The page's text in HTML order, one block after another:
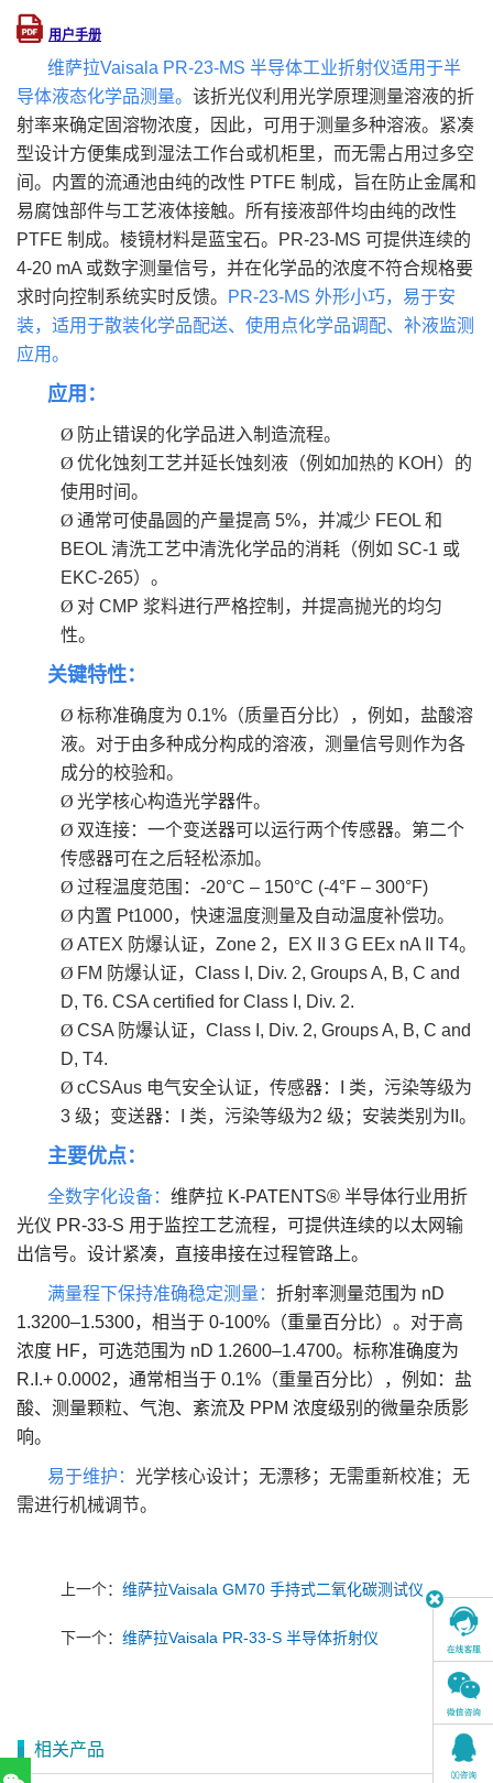
用户手册
维萨拉Vaisala PR-23-MS 半导体工业折射仪适用于半
导体液态化学品测量。 该折光仪利用光学原理测量溶液的折
射率来确定固溶物浓度，因此，可用于测量多种溶液。紧凑
型设计方便集成到湿法工作台或机柜里，而无需占用过多空
间。内置的流通池由纯的改性 PTFE 制成，旨在防止金属和
易腐蚀部件与工艺液体接触。所有接液部件均由纯的改性
PTFE 制成。棱镜材料是蓝宝石。
PR-23-MS 可提供连续的
4-20 mA 或数字测量信号，并在化学品的浓度不符合规格要
求时向控制系统实时反馈。
PR-23-MS 外形小巧，易于安
装，适用于散装化学品配送、使用点化学品调配、补液监测
应用。
应用：
Ø 防止错误的化学品进入制造流程。
Ø 优化蚀刻工艺并延长蚀刻液（例如加热的 KOH）的
使用时间。
Ø 通常可使晶圆的产量提高 5%，并减少 FEOL 和
BEOL 清洗工艺中清洗化学品的消耗（例如 SC-1 或
EKC-265）。
Ø 对 CMP 浆料进行严格控制，并提高抛光的均匀
性。
关键特性：
Ø 标称准确度为 0.1%（质量百分比），例如，盐酸溶
液。对于由多种成分构成的溶液，测量信号则作为各
成分的校验和。
Ø 光学核心构造光学器件。
Ø 双连接：一个变送器可以运行两个传感器。第二个
传感器可在之后轻松添加。
Ø 过程温度范围：-20°C – 150°C (-4°F – 300°F)
Ø 内置 Pt1000，快速温度测量及自动温度补偿功。
Ø ATEX 防爆认证，Zone 2，EX II 3 G EEx nA II T4。
Ø FM 防爆认证，Class I, Div. 2, Groups A, B, C and
D, T6. CSA certified for Class I, Div. 2.
Ø CSA 防爆认证，Class I, Div. 2, Groups A, B, C and
D, T4.
Ø cCSAus 电气安全认证，传感器：I 类，污染等级为
3 级；变送器：I 类，污染等级为2 级；安装类别为II。
主要优点：
全数字化设备： 维萨拉 K‑PATENTS® 半导体行业用折
光仪 PR-33-S 用于监控工艺流程，可提供连续的以太网输
出信号。设计紧凑，直接串接在过程管路上。
满量程下保持准确稳定测量： 折射率测量范围为 nD
1.3200–1.5300，相当于 0-100%（重量百分比）。对于高
浓度 HF，可选范围为 nD 1.2600–1.4700。标称准确度为
R.I.+ 0.0002，通常相当于 0.1%（重量百分比），例如：盐
酸、 测量颗粒、气泡、紊流及 PPM 浓度级别的微量杂质影
响。
易于维护： 光学核心设计；无漂移；无需重新校准；无
需进行机械调节。
上一个： 维萨拉Vaisala GM70 手持式二氧化碳测试仪
下一个： 维萨拉Vaisala PR-33-S 半导体折射仪
相关产品